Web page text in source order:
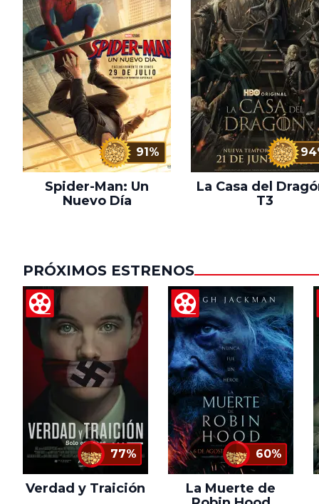
91%
Spider-Man: Un
Nuevo Día
La Casa del
T3
PRÓXIMOS ESTRENOS
77%
Verdad y Traición
60%
La Muerte de